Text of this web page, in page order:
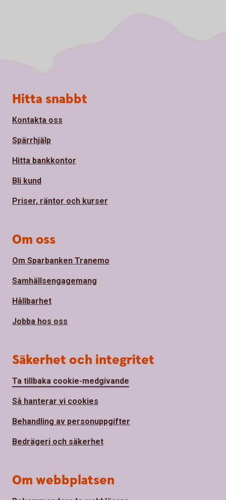
Sidfot
Hitta snabbt
Kontakta oss
Spärrhjälp
Hitta bankkontor
Bli kund
Priser, räntor och kurser
Om oss
Om Sparbanken Tranemo
Samhällsengagemang
Hållbarhet
Jobba hos oss
Säkerhet och integritet
Ta tillbaka cookie-medgivande
Så hanterar vi cookies
Behandling av personuppgifter
Bedrägeri och säkerhet
Om webbplatsen